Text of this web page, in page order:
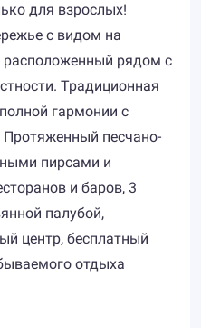
для взрослых!
с видом на
расположенный рядом с
Традиционная
гармонии с
песчано-
пирсами и
и баров, 3
палубой,
центр, бесплатный
отдыха